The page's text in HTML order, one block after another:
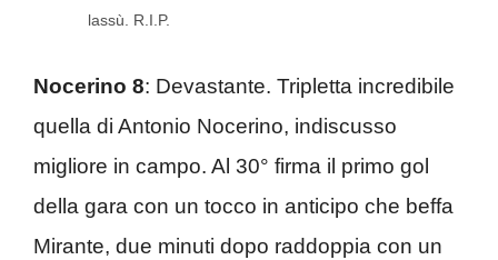
lassù. R.I.P.
Nocerino 8: Devastante. Tripletta incredibile
quella di Antonio Nocerino, indiscusso
migliore in campo. Al 30° firma il primo gol
della gara con un tocco in anticipo che beffa
Mirante, due minuti dopo raddoppia con un